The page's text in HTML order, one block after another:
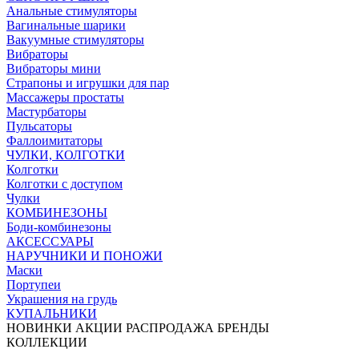
Анальные стимуляторы
Вагинальные шарики
Вакуумные стимуляторы
Вибраторы
Вибраторы мини
Страпоны и игрушки для пар
Массажеры простаты
Мастурбаторы
Пульсаторы
Фаллоимитаторы
ЧУЛКИ, КОЛГОТКИ
Колготки
Колготки с доступом
Чулки
КОМБИНЕЗОНЫ
Боди-комбинезоны
АКСЕССУАРЫ
НАРУЧНИКИ И ПОНОЖИ
Маски
Портупеи
Украшения на грудь
КУПАЛЬНИКИ
НОВИНКИ АКЦИИ РАСПРОДАЖА БРЕНДЫ
КОЛЛЕКЦИИ